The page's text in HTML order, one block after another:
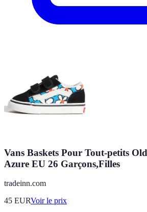
Vans Baskets Pour Tout-petits
Azure EU 26 Garçons,Filles
tradeinn.com
45 EURVoir le prix